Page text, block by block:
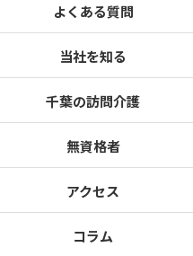
よくある質問
当社を知る
千葉の訪問介護
無資格者
アクセス
コラム